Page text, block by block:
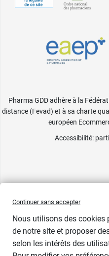
Pharma GDD adhère à la
distance (Fevad) et à sa charte
européen
Accessibilité:
Continuer sans accepter
Nous utilisons des cookies
de notre site et proposer
selon les intérêts des